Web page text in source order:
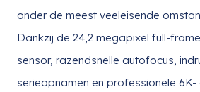
onder de meest veeleisende
Dankzij de 24,2 megapixel full-
sensor, razendsnelle autofocus,
serieopnamen en professionele